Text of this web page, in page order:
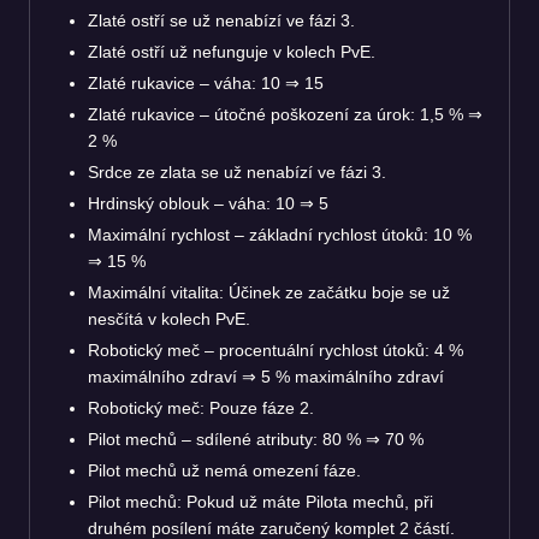
Zlaté ostří se už nenabízí ve fázi 3.
Zlaté ostří už nefunguje v kolech PvE.
Zlaté rukavice – váha: 10 ⇒ 15
Zlaté rukavice – útočné poškození za úrok: 1,5 % ⇒
2 %
Srdce ze zlata se už nenabízí ve fázi 3.
Hrdinský oblouk – váha: 10 ⇒ 5
Maximální rychlost – základní rychlost útoků: 10 %
⇒ 15 %
Maximální vitalita: Účinek ze začátku boje se už
nesčítá v kolech PvE.
Robotický meč – procentuální rychlost útoků: 4 %
maximálního zdraví ⇒ 5 % maximálního zdraví
Robotický meč: Pouze fáze 2.
Pilot mechů – sdílené atributy: 80 % ⇒ 70 %
Pilot mechů už nemá omezení fáze.
Pilot mechů: Pokud už máte Pilota mechů, při
druhém posílení máte zaručený komplet 2 částí.